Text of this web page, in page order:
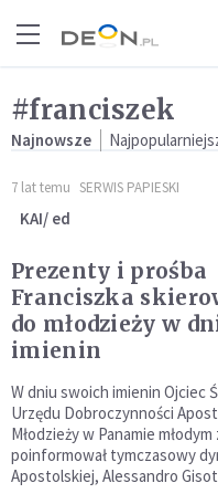
#franciszek
Najnowsze
7 lat temu SERWIS PAPIESKI
KAI/ ed
Prezenty i prośba
Franciszka
do młodzieży w
imienin
W dniu swoich imienin Ojciec
Urzędu Dobroczynności
Młodzieży w Panamie
poinformował tymczasowy
Apostolskiej, Alessandro